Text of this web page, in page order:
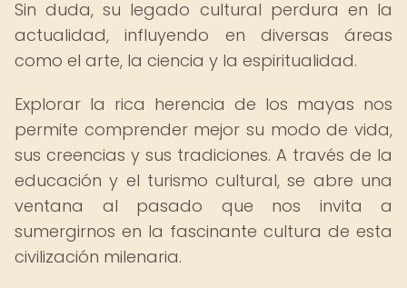
Sin duda, su legado cultural perdura en la
actualidad, influyendo en diversas áreas
como el arte, la ciencia y la espiritualidad.
Explorar la rica herencia de los mayas nos
permite comprender mejor su modo de vida,
sus creencias y sus tradiciones. A través de la
educación y el turismo cultural, se abre una
ventana al pasado que nos invita a
sumergirnos en la fascinante cultura de esta
civilización milenaria.